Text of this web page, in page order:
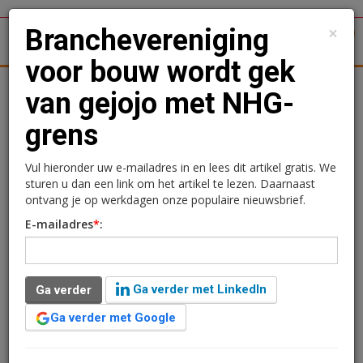
Woningmarkt Retail
Branchevereniging voor
bouw wordt gek van
gejojo met NHG-grens
De grens van de Nationale Hypotheek Garantie (NHG) dreigt de
komende jaren flink te gaan jojo-en. Halverwege volgend jaar
gaat de NHG fors naar beneden, maar omdat het kabinet heeft
×
Branchevereniging
voor bouw wordt gek
van gejojo met NHG-
grens
Vul hieronder uw e-mailadres in en lees dit artikel gratis. We
sturen u dan een link om het artikel te lezen. Daarnaast
ontvang je op werkdagen onze populaire nieuwsbrief.
E-mailadres*:
Ga verder
Ga verder met LinkedIn
Ga verder met Google